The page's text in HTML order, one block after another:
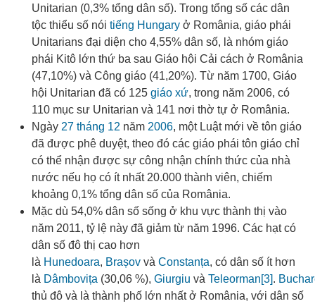
Unitarian (0,3% tổng dân số). Trong tổng số các dân
tộc thiểu số nói tiếng Hungary ở România, giáo phái
Unitarians đại diện cho 4,55% dân số, là nhóm giáo
phái Kitô lớn thứ ba sau Giáo hội Cải cách ở România
(47,10%) và Công giáo (41,20%). Từ năm 1700, Giáo
hội Unitarian đã có 125 giáo xứ, trong năm 2006, có
110 mục sư Unitarian và 141 nơi thờ tự ở România.
Ngày 27 tháng 12 năm 2006, một Luật mới về tôn giáo
đã được phê duyệt, theo đó các giáo phái tôn giáo chỉ
có thể nhận được sự công nhận chính thức của nhà
nước nếu họ có ít nhất 20.000 thành viên, chiếm
khoảng 0,1% tổng dân số của România.
Mặc dù 54,0% dân số sống ở khu vực thành thị vào
năm 2011, tỷ lệ này đã giảm từ năm 1996. Các hạt có
dân số đô thị cao hơn
là Hunedoara, Brașov và Constanța, có dân số ít hơn
là Dâmbovița (30,06 %), Giurgiu và Teleorman[3].
thủ đô và là thành phố lớn nhất ở România, với dân số